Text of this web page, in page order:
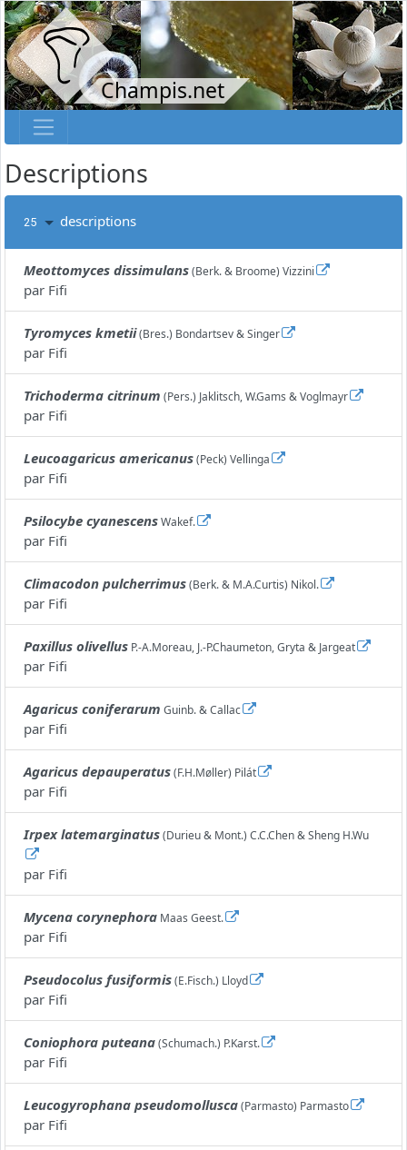
Champis.net
Descriptions
25 descriptions
Meottomyces dissimulans(Berk. & Broome) Vizzini
par Fifi
Tyromyces kmetii(Bres.) Bondartsev & Singer
par Fifi
Trichoderma citrinum (Pers.) Jaklitsch, W.Gams & Voglmayr
par Fifi
Leucoagaricus americanus(Peck) Vellinga
par Fifi
Psilocybe cyanescensWakef.
par Fifi
Climacodon pulcherrimus(Berk. & M.A.Curtis) Nikol.
par Fifi
Paxillus olivellus P.-A.Moreau, J.-P.Chaumeton, Gryta & Jargeat
par Fifi
Agaricus coniferarum Guinb. & Callac
par Fifi
Agaricus depauperatus(F.H.Møller) Pilát
par Fifi
Irpex latemarginatus(Durieu & Mont.) C.C.Chen & Sheng H.Wu
par Fifi
Mycena corynephora Maas Geest.
par Fifi
Pseudocolus fusiformis(E.Fisch.) Lloyd
par Fifi
Coniophora puteana(Schumach.) P.Karst.
par Fifi
Leucogyrophana pseudomollusca(Parmasto) Parmasto
par Fifi